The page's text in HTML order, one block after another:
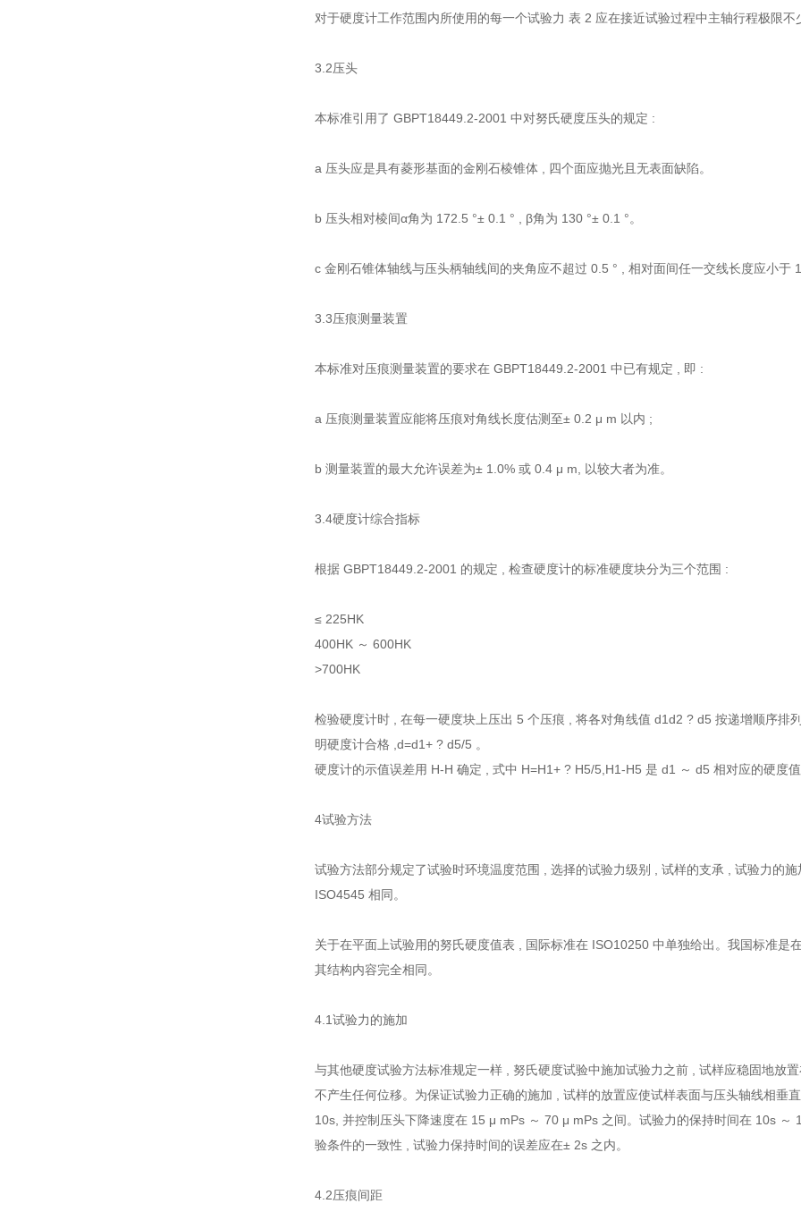
对于硬度计工作范围内所使用的每一个试验力 表 2 应在接近试验过程中主轴行程极限不
3.2压头
本标准引用了 GBPT18449.2-2001 中对努氏硬度压头的规定 :
a 压头应是具有菱形基面的金刚石棱锥体 , 四个面应抛光且无表面缺陷。
b 压头相对棱间α角为 172.5 °± 0.1 ° , β角为 130 °± 0.1 °。
c 金刚石锥体轴线与压头柄轴线间的夹角应不超过 0.5 ° , 相对面间任一交线长度应小于
3.3压痕测量装置
本标准对压痕测量装置的要求在 GBPT18449.2-2001 中已有规定 , 即 :
a 压痕测量装置应能将压痕对角线长度估测至± 0.2 μ m 以内 ;
b 测量装置的最大允许误差为± 1.0% 或 0.4 μ m, 以较大者为准。
3.4硬度计综合指标
根据 GBPT18449.2-2001 的规定 , 检查硬度计的标准硬度块分为三个范围 :
≤ 225HK
400HK ～ 600HK
>700HK
检验硬度计时 , 在每一硬度块上压出 5 个压痕 , 将各对角线值 d1d2 ? d5 按递增顺序
明硬度计合格 ,d=d1+ ? d5/5 。
硬度计的示值误差用 H-H 确定 , 式中 H=H1+ ? H5/5,H1-H5 是 d1 ～ d5 相对应的硬度
4试验方法
试验方法部分规定了试验时环境温度范围 , 选择的试验力级别 , 试样的支承 , 试验力的
ISO4545 相同。
关于在平面上试验用的努氏硬度值表 , 国际标准在 ISO10250 中单独给出。我国标准是
其结构内容完全相同。
4.1试验力的施加
与其他硬度试验方法标准规定一样 , 努氏硬度试验中施加试验力之前 , 试样应稳固地放
不产生任何位移。为保证试验力正确的施加 , 试样的放置应使试样表面与压头轴线相垂
10s, 并控制压头下降速度在 15 μ mPs ～ 70 μ mPs 之间。试验力的保持时间在 10s
验条件的一致性 , 试验力保持时间的误差应在± 2s 之内。
4.2压痕间距